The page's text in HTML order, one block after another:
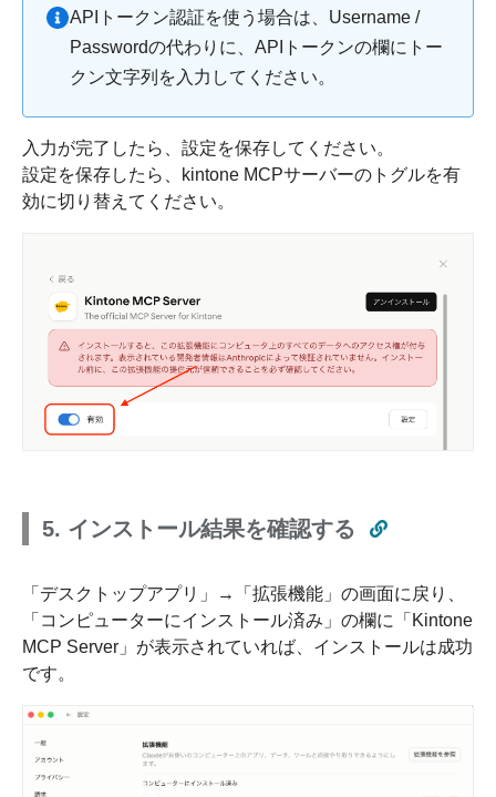
APIトークン認証を使う場合は、Username /
Passwordの代わりに、APIトークンの欄にトー
クン文字列を入力してください。
入力が完了したら、設定を保存してください。
設定を保存したら、kintone MCPサーバーのトグルを有
効に切り替えてください。
5. インストール結果を確認する
「デスクトップアプリ」→「拡張機能」の画面に戻り、
「コンピューターにインストール済み」の欄に「Kintone
MCP Server」が表示されていれば、インストールは成功
です。